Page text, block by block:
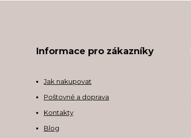
Informace pro zákazníky
Jak nakupovat
Poštovné a doprava
Kontakty
Blog